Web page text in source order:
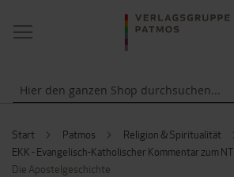
NAVIGATION
UMSCHALTEN
Start Patmos
Religion & Spiritualität
EKK - Evangelisch-Katholischer Kommentar zum NT
Die Apostelgeschichte